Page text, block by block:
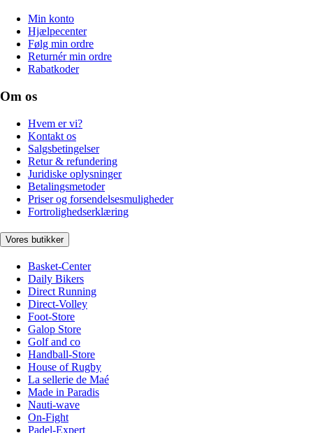
Min konto
Hjælpecenter
Følg min ordre
Returnér min ordre
Rabatkoder
Om os
Hvem er vi?
Kontakt os
Salgsbetingelser
Retur & refundering
Juridiske oplysninger
Betalingsmetoder
Priser og forsendelsesmuligheder
Fortrolighedserklæring
Vores butikker
Basket-Center
Daily Bikers
Direct Running
Direct-Volley
Foot-Store
Galop Store
Golf and co
Handball-Store
House of Rugby
La sellerie de Maé
Made in Paradis
Nauti-wave
On-Fight
Padel-Expert